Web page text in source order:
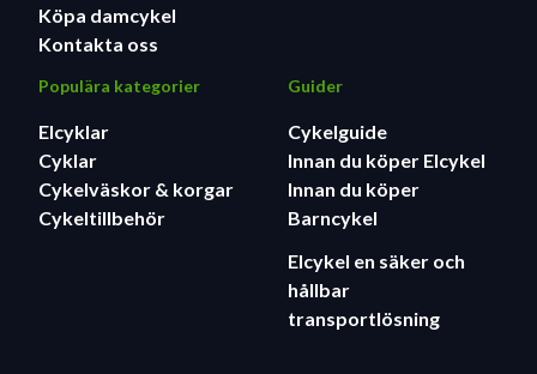
Köpa damcykel
Kontakta oss
Populära kategorier
Elcyklar
Cyklar
Cykelväskor & korgar
Cykeltillbehör
Guider
Cykelguide
Innan du köper Elcykel
Innan du köper
Barncykel
Elcykel en säker och
hållbar
transportlösning